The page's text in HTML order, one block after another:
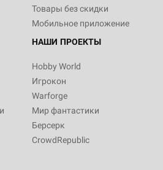
Товары без скидки
Мобильное приложение
НАШИ ПРОЕКТЫ
Hobby World
Игрокон
Warforge
Мир фантастики
Берсерк
CrowdRepublic